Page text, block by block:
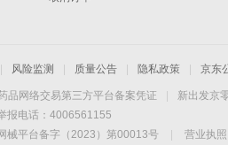
风险监测 质量公告 隐私政策 京东
品网络交易第三方平台备案凭证
新出发京
报电话：4006561155
械平台备字（2023）第00013号 营业执照